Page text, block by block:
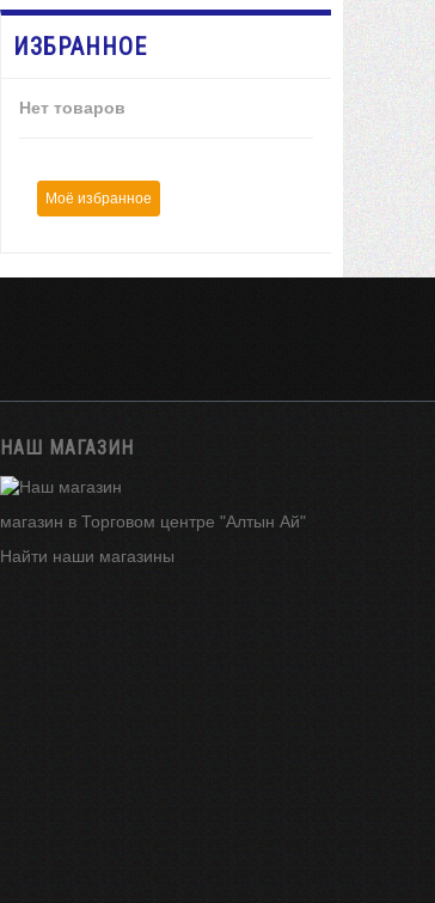
ИЗБРАННОЕ
Нет товаров
Моё избранное
НАШ МАГАЗИН
магазин в Торговом центре "Алтын Ай"
Найти наши магазины